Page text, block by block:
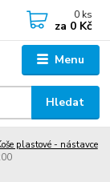
Menu
Hledat
0 ks
za 0 Kč
plastové - nástavce